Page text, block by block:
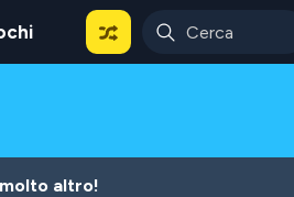
altro!